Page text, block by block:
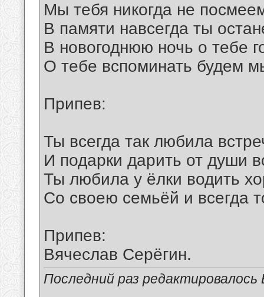
Мы тебя никогда не
В памяти навсегда ты
В новогоднюю ночь о тебе
О тебе вспоминать будем
Припев:
Ты всегда так любила
И подарки дарить от души
Ты любила у ёлки водить
Со своею семьёй и всегда
Припев:
Вячеслав Серёгин.
Последний раз